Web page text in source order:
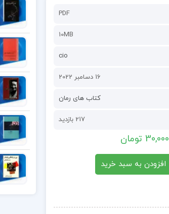
PDF
10MB
cio
16 دسامبر 2022
کتاب های رمان
217 بازدید
30,000 تومان
افزودن به سبد خرید